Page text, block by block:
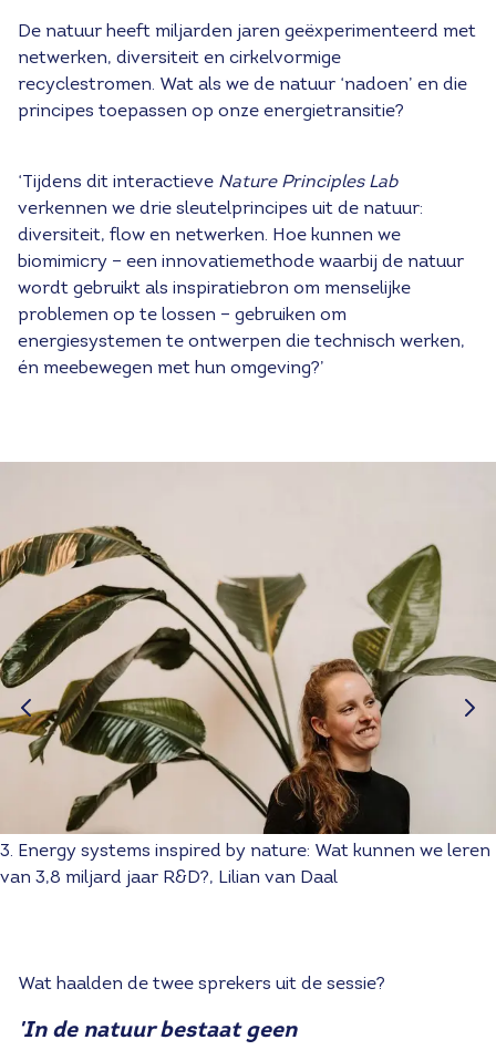
De natuur heeft miljarden jaren geëxperimenteerd met
netwerken, diversiteit en cirkelvormige
recyclestromen. Wat als we de natuur ‘nadoen’ en die
principes toepassen op onze energietransitie?
‘Tijdens dit interactieve Nature Principles Lab
verkennen we drie sleutelprincipes uit de natuur:
diversiteit, flow en netwerken. Hoe kunnen we
biomimicry – een innovatiemethode waarbij de natuur
wordt gebruikt als inspiratiebron om menselijke
problemen op te lossen – gebruiken om
energiesystemen te ontwerpen die technisch werken,
én meebewegen met hun omgeving?’
3. Energy systems inspired by nature: Wat kunnen we leren
van 3,8 miljard jaar R&D?, Lilian van Daal
Wat haalden de twee sprekers uit de sessie?
'In de natuur bestaat geen